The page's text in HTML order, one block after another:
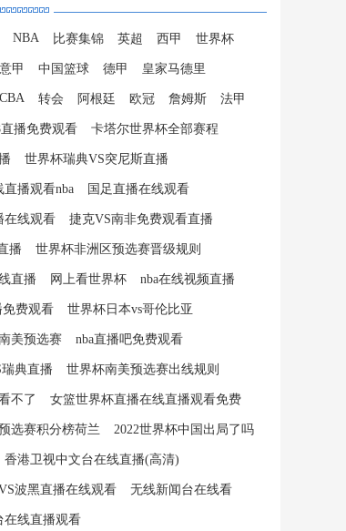
NBA 比赛集锦 英超 西甲 世界杯
意甲 中国篮球 德甲 皇家马德里
CBA 转会 阿根廷 欧冠 詹姆斯 法甲
直播免费观看 卡塔尔世界杯全部赛程
世界杯瑞典VS突尼斯直播
直播观看nba 国足直播在线观看
在线观看 捷克VS南非免费观看直播
播 世界杯非洲区预选赛晋级规则
直播 网上看世界杯 nba在线视频直播
免费观看 世界杯日本vs哥伦比亚
美预选赛 nba直播吧免费观看
典直播 世界杯南美预选赛出线规则
不了 女篮世界杯直播在线直播观看免费
选赛积分榜荷兰 2022世界杯中国出局了吗
香港卫视中文台在线直播(高清)
波黑直播在线观看 无线新闻台在线看
在线直播观看